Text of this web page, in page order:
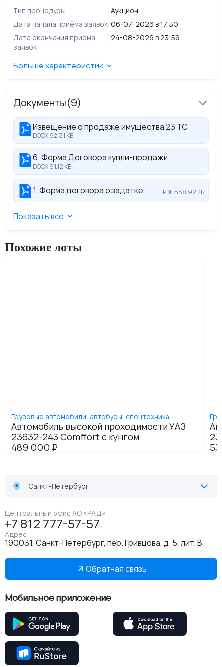
01.12.2025:неудовлетворительное
Сведения о наличии спора; обременений/
ограничений; особые отметки:
Спора по имуществу, обременений/ограничений
нет; особые отметки отсутствуют
Тип процедуры
Аукцион
Дата начала приёма заявок 06-07-2026 в 17:30
Дата окончания приёма
заявок
24-08-2026 в 23:59
Больше характеристик
Документы(9)
Извещение о продаже имущества 23 ТС
DOCX 62.31 КБ
6. Форма Договора купли-продажи
DOCX 61.12 КБ
1. Форма договора о задатке PDF 558.92 КБ
Показать все
Санкт-Петербург
Центральный офис АО «РАД»
+7 812 777-57-57
Адрес
190031, Санкт-Петербург, пер. Гривцова, д. 5, лит. В
Обратная связь
Мобильное приложение